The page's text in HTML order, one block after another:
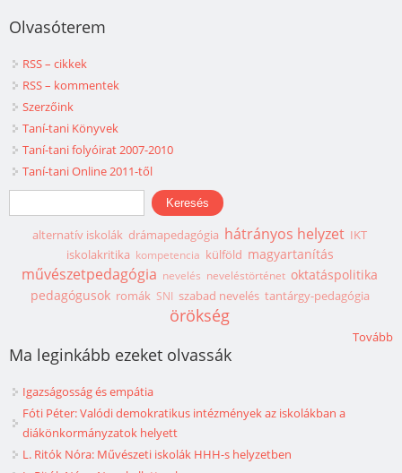
Olvasóterem
RSS – cikkek
RSS – kommentek
Szerzőink
Taní-tani Könyvek
Taní-tani folyóirat 2007-2010
Taní-tani Online 2011-től
Keresés űrlap
Keresés
alternatív iskolák drámapedagógia hátrányos helyzet IKT
iskolakritika kompetencia külföld magyartanítás
művészetpedagógia nevelés neveléstörténet oktatáspolitika
pedagógusok romák SNI szabad nevelés tantárgy-pedagógia
örökség
Tovább
Ma leginkább ezeket olvassák
Igazságosság és empátia
Fóti Péter: Valódi demokratikus intézmények az iskolákban a
diákönkormányzatok helyett
L. Ritók Nóra: Művészeti iskolák HHH-s helyzetben